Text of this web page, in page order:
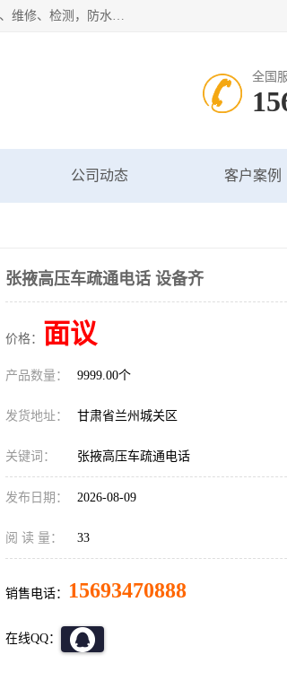
甘肃科探管道工程有限公司成立于2019年，注册地位于甘肃省兰州市。经营范围包括管道安装、清洗、疏通、维修、检测，防水工程，工程钻孔，化粪池清理，暖气安装，给排水管道安装维修，室内外管道如消防、供水、供热管道漏水检测定位，室内外防水堵漏等。
全国
公司动态 客户案例
张掖高压车疏通电话 设备齐
价格： 面议
产品数量： 9999.00个
发货地址： 甘肃省兰州城关区
关键词： 张掖高压车疏通电话
发布日期： 2026-08-09
阅 读 量： 33
销售电话： 15693470888
在线QQ：